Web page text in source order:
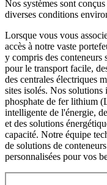
Nos systèmes sont
diverses conditions
Lorsque vous vous
accès à notre vaste
y compris des conteneurs
pour le transport facile,
des centrales électriques
sites isolés. Nos solutions
phosphate de fer lithium
intelligente de l'énergie,
et des solutions
capacité. Notre équipe
de solutions de
personnalisées pour vos